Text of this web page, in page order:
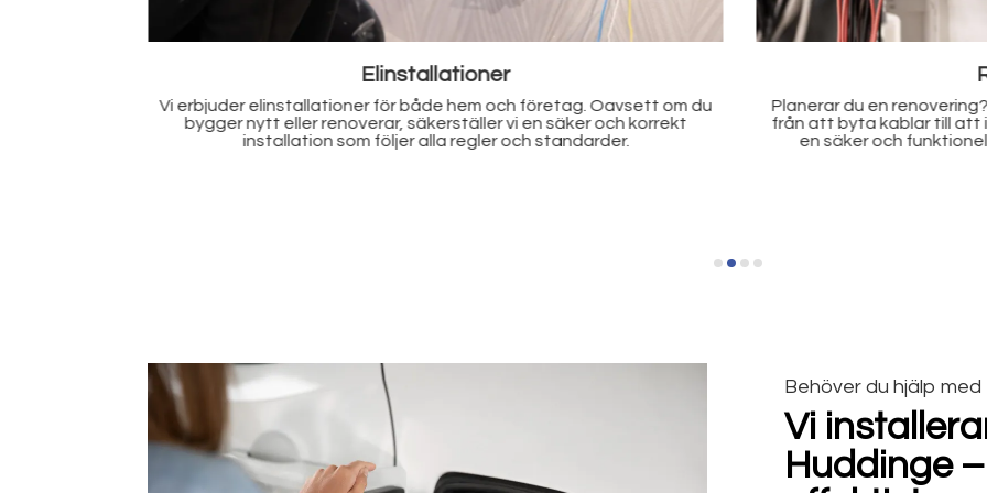
Renoveringar
Planerar du en renovering? Vi hjälper till med alla typer av elarbeten,
från att byta kablar till att installera nya system. Med vår hjälp får du
en säker och funktionell elmiljö i ditt hem eller din verksamhet.
Har du problem med
experter på felsökningar
löser det effektivt för
Behöver du hjälp med
Vi
Huddinge